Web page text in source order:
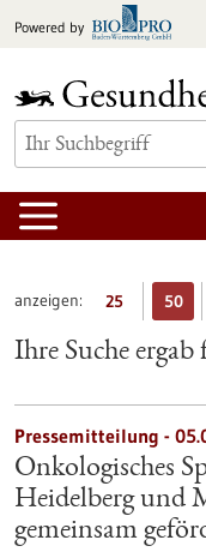
Inhalt
Powered by
anzeigen: 25 50
Ihre Suche
Pressemitteilung -
Onkologisches
Heidelberg und
gemeinsam